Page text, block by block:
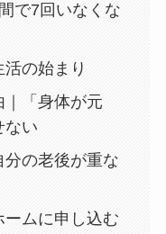
で7回いなくな
の始まり
「身体が元
ない
の老後が重な
ムに申し込む